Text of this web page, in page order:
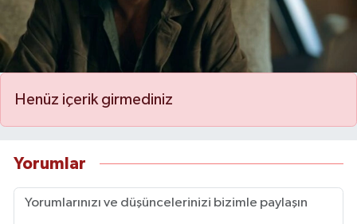
Henüz içerik girmediniz
Yorumlar